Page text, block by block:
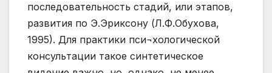
последовательность стадий, или этапов,
развития по Э.Эриксону (Л.Ф.Обухова,
1995). Для практики пси¬хологической
консультации такое синтетическое